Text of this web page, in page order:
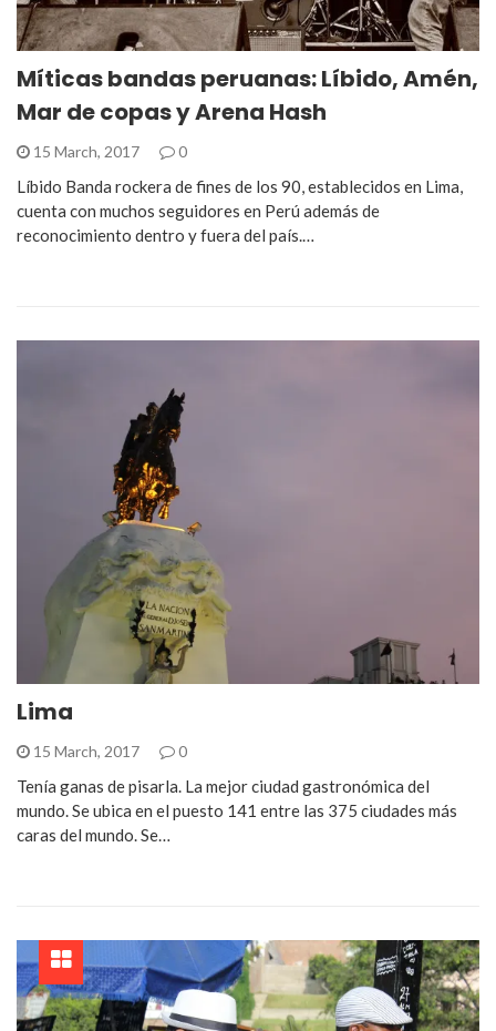
Míticas bandas peruanas: Líbido, Amén,
Mar de copas y Arena Hash
15 March, 2017 0
Líbido Banda rockera de fines de los 90, establecidos en Lima,
cuenta con muchos seguidores en Perú además de
reconocimiento dentro y fuera del país.…
Lima
15 March, 2017 0
Tenía ganas de pisarla. La mejor ciudad gastronómica del
mundo. Se ubica en el puesto 141 entre las 375 ciudades más
caras del mundo. Se…